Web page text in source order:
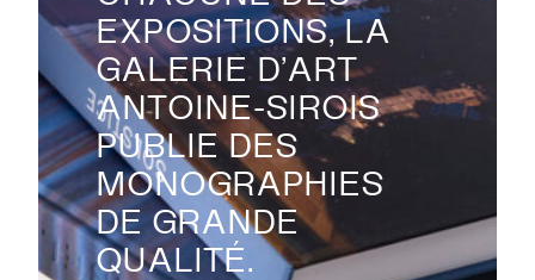
EXPOSITIONS, LA
GALERIE D’ART
ANTOINE-SIROIS
PUBLIE DES
MONOGRAPHIES
DE GRANDE
QUALITÉ.